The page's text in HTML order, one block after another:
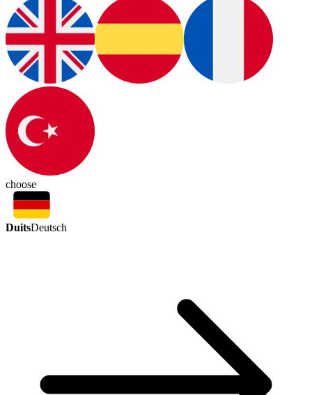
choose
DuitsDeutsch